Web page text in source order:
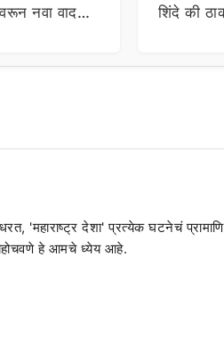
नवा वाद;
शिंदे की
'महाराष्ट्र देशा' प्रत्येक घटनेचं
हे आमचे ध्येय आहे.